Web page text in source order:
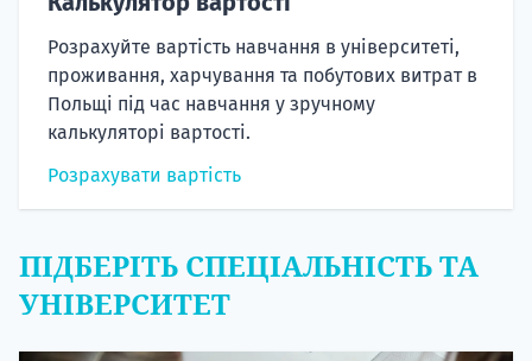
Розрахуйте вартість навчання в університеті,
проживання, харчування та побутових витрат в
Польщі під час навчання у зручному
калькуляторі вартості.
Розрахувати вартість
ПІДБЕРІТЬ СПЕЦІАЛЬНІСТЬ ТА
УНІВЕРСИТЕТ